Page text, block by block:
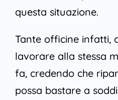
questa situazione.
Tante officine infatti,
lavorare alla stessa
fa, credendo che
possa bastare a